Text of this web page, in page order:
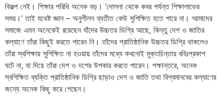
বিকল্প নেই। শিক্ষার পরিধি অনেক বড়। ‘দোলনা থেকে কবর পর্যন্ত শিক্ষালাভের
সময়।’ তাই যথেষ্ট জ্ঞান – অনুশীলন ব্যতীত কেউ সুশিক্ষিত হতে পারে না। আমাদের
সমাজে এমন অনেকেই রয়েছেন যাঁদের উচ্চতর ডিগ্রি আছে, কিন্তু দেশ ও জাতির
কল্যাণে তাঁরা কিছুই করতে পারেন নি। তাঁদের প্রাতিষ্ঠানিক উচ্চতর ডিগ্রি থাকলেও
তাঁরা স্বশিক্ষায় সুশিক্ষিত না হওয়ায় তাঁদের মধ্যে কখনোই মুক্তচিন্তার বহিঃপ্রকাশ
ঘটে না, যা দিয়ে তাঁরা দেশ ও দশের উপকার করতে পারেন। পক্ষান্তরে, অনেক
স্বশিক্ষিত ব্যক্তি প্রাতিষ্ঠানিক ডিগ্রি ছাড়াও দেশ ও জাতি তথা বিশ্বমানবের কল্যাণের
জন্যে অনেক কিছু করে গেছেন।